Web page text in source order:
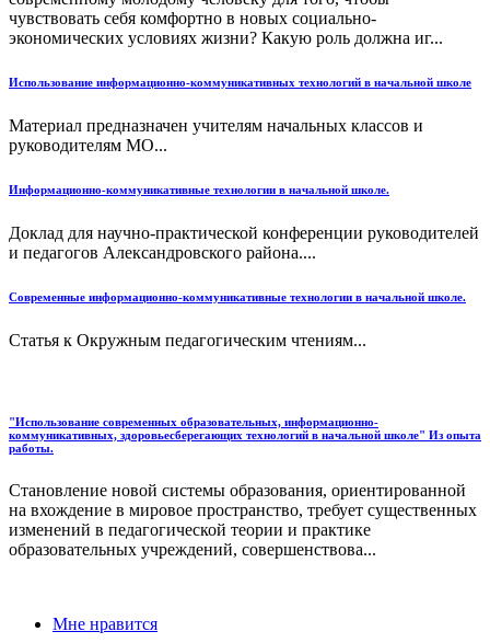
чувствовать себя комфортно в новых социально-
экономических условиях жизни? Какую роль должна иг...
Использование информационно-коммуникативных технологий в начальной школе
Материал предназначен учителям начальных классов и
руководителям МО...
Информационно-коммуникативные технологии в начальной школе.
Доклад для научно-практической конференции руководителей
и педагогов Александровского района....
Современные информационно-коммуникативные технологии в начальной школе.
Статья к Окружным педагогическим чтениям...
"Использование современных образовательных, информационно-
коммуникативных, здоровьесберегающих технологий в начальной школе" Из опыта
работы.
Становление новой системы образования, ориентированной
на вхождение в мировое пространство, требует существенных
изменений в педагогической теории и практике
образовательных учреждений, совершенствова...
Мне нравится